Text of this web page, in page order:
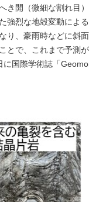
き開（微細な割れ目
強烈な地殻変動によ
り、豪雨時などに斜
とで、これまで予測
国際学術誌「